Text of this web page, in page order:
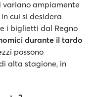
ampiamente
cui si desidera
i biglietti dal Regno
durante il tardo
possono
alta stagione, in